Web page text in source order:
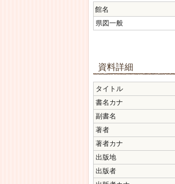
館名
県図一般
資料詳細
タイトル
書名カナ
副書名
著者
著者カナ
出版地
出版者